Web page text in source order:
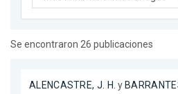
Se encontraron 26 publicaciones
ALENCASTRE, J. H. y